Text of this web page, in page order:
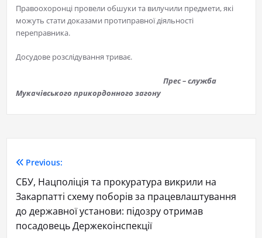
Правоохоронці провели обшуки та вилучили предмети, які
можуть стати доказами протиправної діяльності
переправника.
Досудове розслідування триває.
Прес – служба
Мукачівського прикордонного загону
Previous:
СБУ, Нацполіція та прокуратура викрили на
Закарпатті схему поборів за працевлаштування
до державної установи: підозру отримав
посадовець Держекоінспекції